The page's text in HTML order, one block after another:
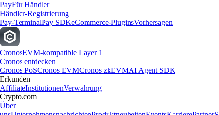
PayFür Händler
Händler-Registrierung
Pay-TerminalPay SDKeCommerce-PluginsVorhersagen
CronosEVM-kompatible Layer 1
Cronos entdecken
Cronos PoSCronos EVMCronos zkEVMAI Agent SDK
Erkunden
AffiliateInstitutionenVerwahrung
Crypto.com
Über